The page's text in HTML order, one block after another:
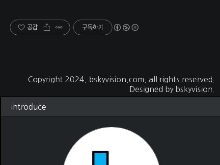
공감 구독하기
Copyright 2024. bskyvision.com . all rights reserved.
Designed by bskyvision.
introduce